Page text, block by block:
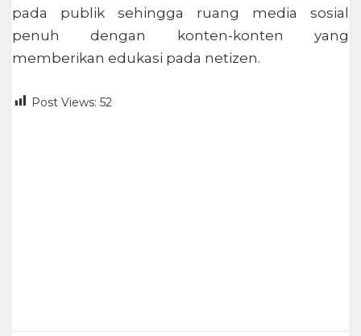
pada publik sehingga ruang media sosial
penuh dengan konten-konten yang
memberikan edukasi pada netizen.
Post Views: 52